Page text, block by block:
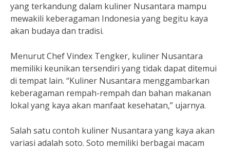
yang terkandung dalam kuliner Nusantara mampu
mewakili keberagaman Indonesia yang begitu kaya
akan budaya dan tradisi.
Menurut Chef Vindex Tengker, kuliner Nusantara
memiliki keunikan tersendiri yang tidak dapat ditemui
di tempat lain. “Kuliner Nusantara menggambarkan
keberagaman rempah-rempah dan bahan makanan
lokal yang kaya akan manfaat kesehatan,” ujarnya.
Salah satu contoh kuliner Nusantara yang kaya akan
variasi adalah soto. Soto memiliki berbagai macam